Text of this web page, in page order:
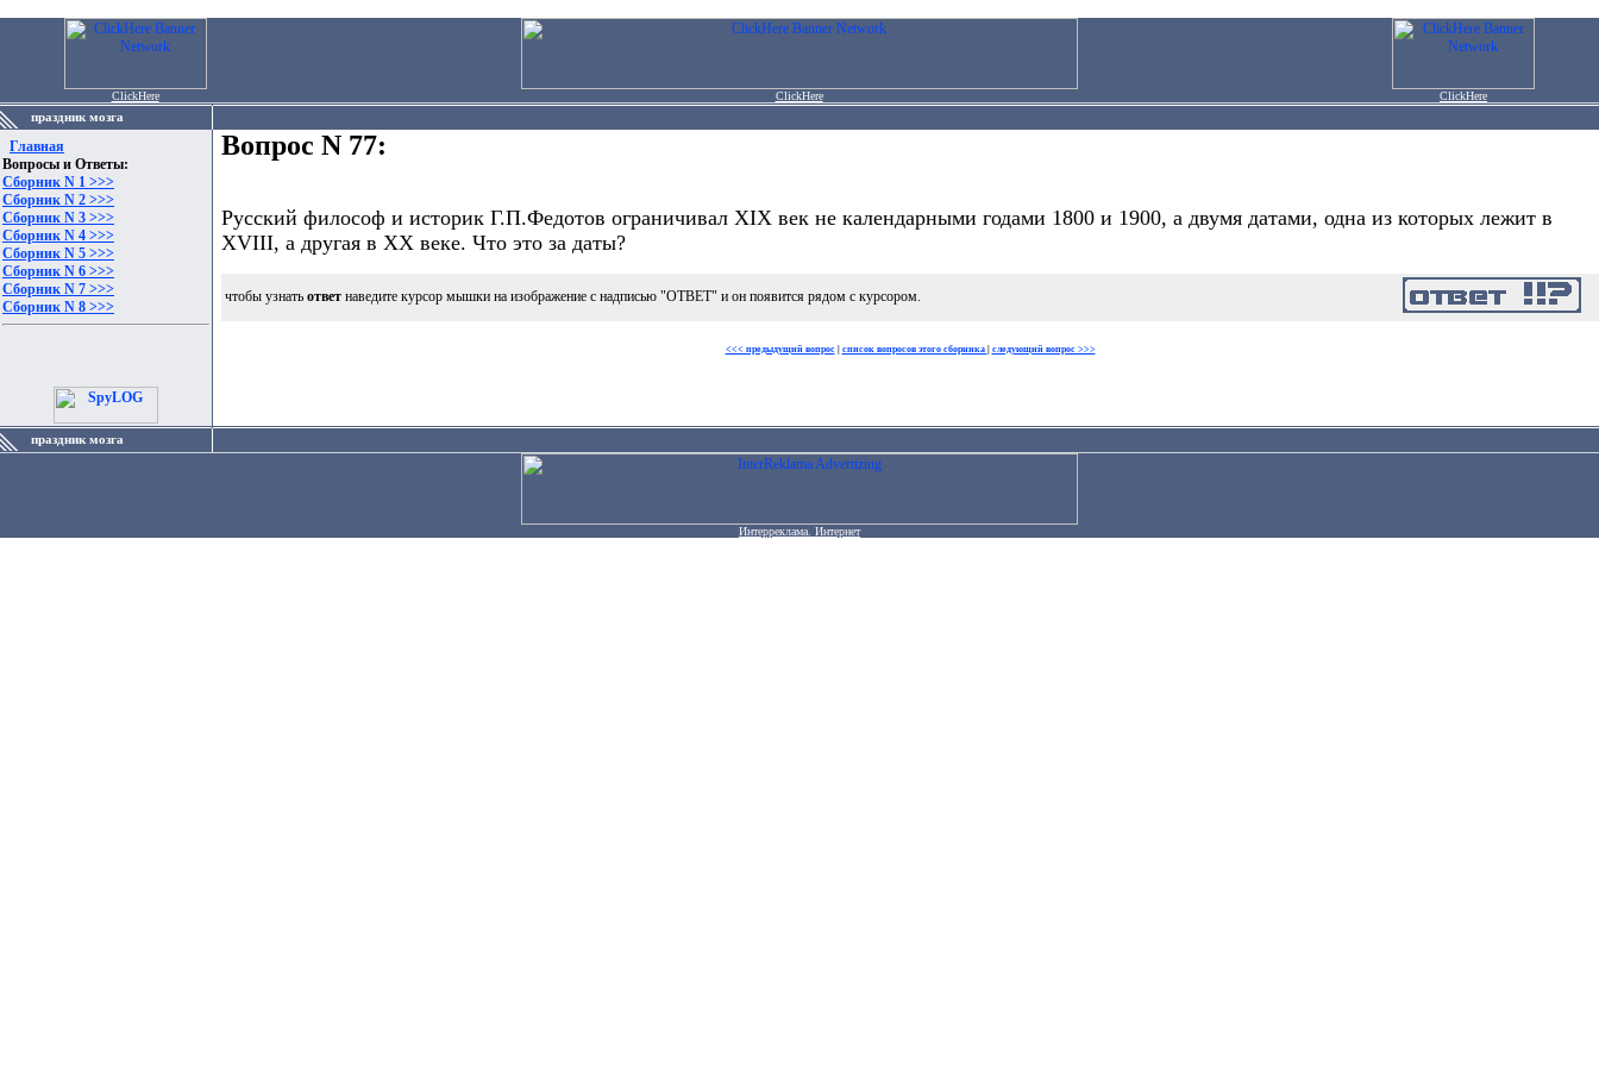
ClickHere ClickHere
ClickHere
праздник мозга
Главная
Вопросы и Ответы:
Сборник N 1 >>>
Сборник N 2 >>>
Сборник N 3 >>>
Сборник N 4 >>>
Сборник N 5 >>>
Сборник N 6 >>>
Сборник N 7 >>>
Сборник N 8 >>>
Вопрос N 77:
Русский философ и историк Г.П.Федотов ограничивал XIX век не календарными годами 1800 и 1900, а двумя датами, одна из которых лежит в
XVIII, а другая в XX веке. Что это за даты?
чтобы узнать ответ наведите курсор мышки на изображение с надписью "ОТВЕТ" и он появится рядом с курсором.
<<< предыдущий вопрос| список вопросов этого сборника следующий вопрос >>>
праздник мозга
Интерреклама. Интернет